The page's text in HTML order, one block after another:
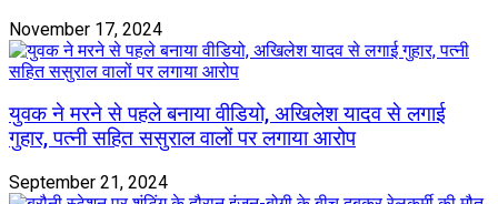
November 17, 2024
युवक ने मरने से पहले बनाया वीडियो, अखिलेश यादव से लगाई
गुहार, पत्नी सहित ससुराल वालों पर लगाया आरोप
September 21, 2024